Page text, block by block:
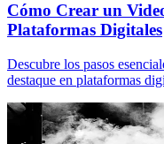
Cómo Crear un
Plataformas Digitales
Descubre los pasos
destaque en plataformas